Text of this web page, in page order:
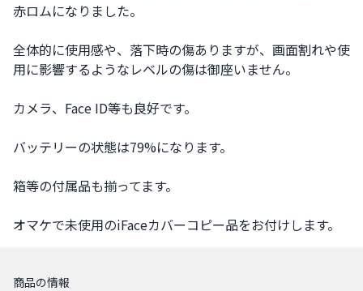
赤ロムになりました。
全体的に使用感や、落下時の傷ありますが、画面割れや使
用に影響するようなレベルの傷は御座いません。
カメラ、Face ID等も良好です。
バッテリーの状態は79%になります。
箱等の付属品も揃ってます。
オマケで未使用のiFaceカバーコピー品をお付けします。
商品の情報